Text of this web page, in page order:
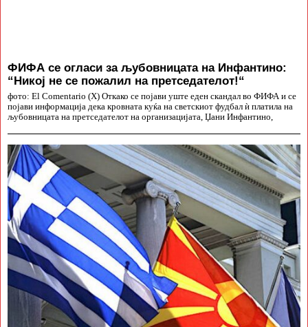
ФИФА се огласи за љубовницата на Инфантино:
“Никој не се пожалил на претседателот!“
фото: El Comentario (X) Откако се појави уште еден скандал во ФИФА и се
појави информација дека кровната куќа на светскиот фудбал ѝ платила на
љубовницата на претседателот на организацијата, Џани Инфантино,